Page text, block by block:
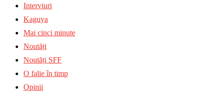
Interviuri
Kaguya
Mai cinci minute
Noutăți
Noutăți SFF
O falie în timp
Opinii